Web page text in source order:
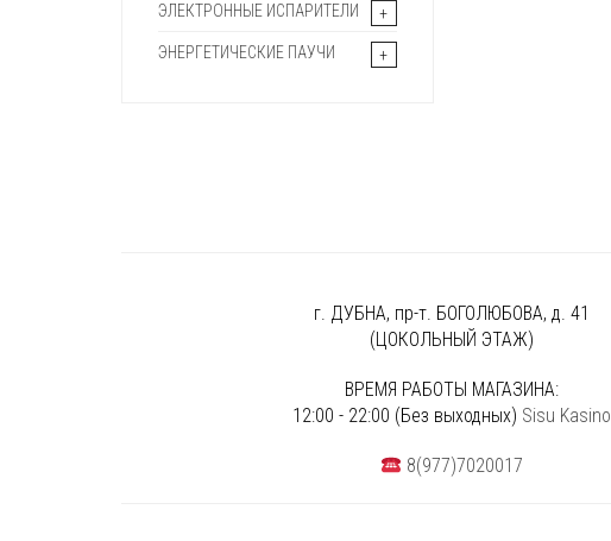
ЭЛЕКТРОННЫЕ ИСПАРИТЕЛИ
ЭНЕРГЕТИЧЕСКИЕ ПАУЧИ
г. ДУБНА, пр-т. БОГОЛЮБОВА, д. 41
(ЦОКОЛЬНЫЙ ЭТАЖ)
ВРЕМЯ РАБОТЫ МАГАЗИНА:
12:00 - 22:00 (Без выходных) Sisu Kasino
8(977)7020017